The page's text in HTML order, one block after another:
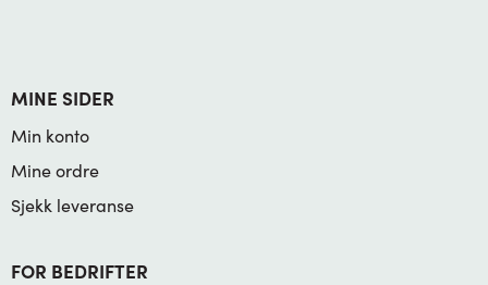
MINE SIDER
Min konto
Mine ordre
Sjekk leveranse
FOR BEDRIFTER